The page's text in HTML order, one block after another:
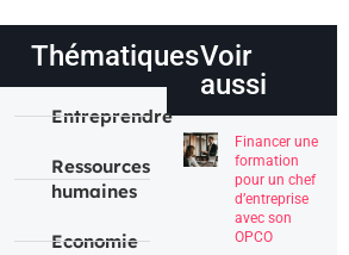
Voir
aussi
Financer une
formation
pour un chef
d’entreprise
avec son
OPCO
Thématiques
Entreprendre
Ressources
humaines
Economie